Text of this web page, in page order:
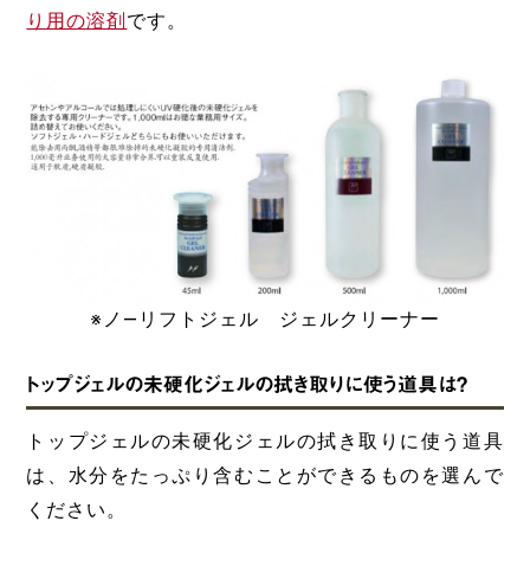
り用の溶剤 です。
※ノ―リフトジェル ジェルクリーナー
トップジェルの未硬化ジェルの拭き取りに使う道具は？
トップジェルの未硬化ジェルの拭き取りに使う道具
は、水分をたっぷり含むことができるものを選んで
ください。